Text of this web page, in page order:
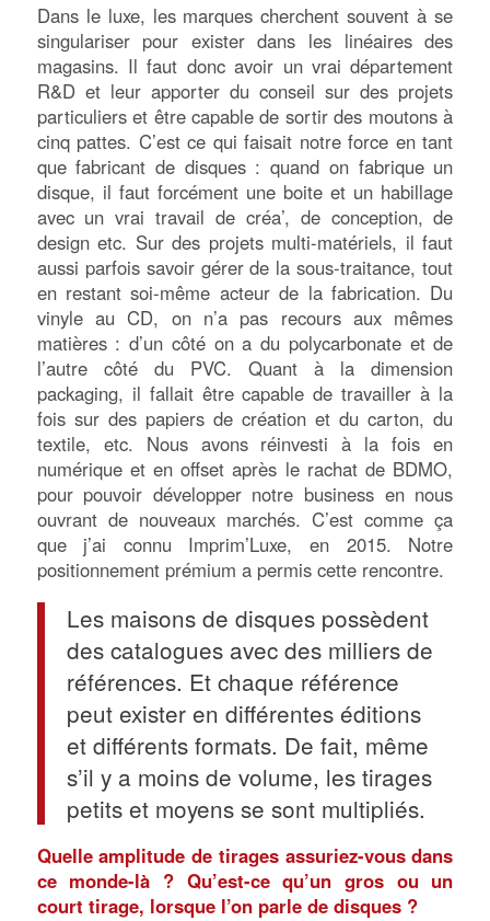
Dans le luxe, les marques cherchent souvent à se
singulariser pour exister dans les linéaires des
magasins. Il faut donc avoir un vrai département
R&D et leur apporter du conseil sur des projets
particuliers et être capable de sortir des moutons à
cinq pattes. C’est ce qui faisait notre force en tant
que fabricant de disques : quand on fabrique un
disque, il faut forcément une boite et un habillage
avec un vrai travail de créa’, de conception, de
design etc. Sur des projets multi-matériels, il faut
aussi parfois savoir gérer de la sous-traitance, tout
en restant soi-même acteur de la fabrication. Du
vinyle au CD, on n’a pas recours aux mêmes
matières : d’un côté on a du polycarbonate et de
l’autre côté du PVC. Quant à la dimension
packaging, il fallait être capable de travailler à la
fois sur des papiers de création et du carton, du
textile, etc. Nous avons réinvesti à la fois en
numérique et en offset après le rachat de BDMO,
pour pouvoir développer notre business en nous
ouvrant de nouveaux marchés. C’est comme ça
que j’ai connu Imprim’Luxe, en 2015. Notre
positionnement prémium a permis cette rencontre.
Les maisons de disques possèdent
des catalogues avec des milliers de
références. Et chaque référence
peut exister en différentes éditions
et différents formats. De fait, même
s’il y a moins de volume, les tirages
petits et moyens se sont multipliés.
Quelle amplitude de tirages assuriez-vous dans
ce monde-là ? Qu’est-ce qu’un gros ou un
court tirage, lorsque l’on parle de disques ?